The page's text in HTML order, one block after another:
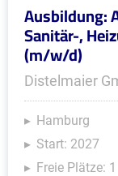
Ausbildung:
Sanitär-,
(m/w/d)
Distelmaier
Hamburg
Start: 2027
Freie Plätze: 1